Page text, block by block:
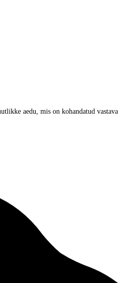
aedu, mis on kohandatud